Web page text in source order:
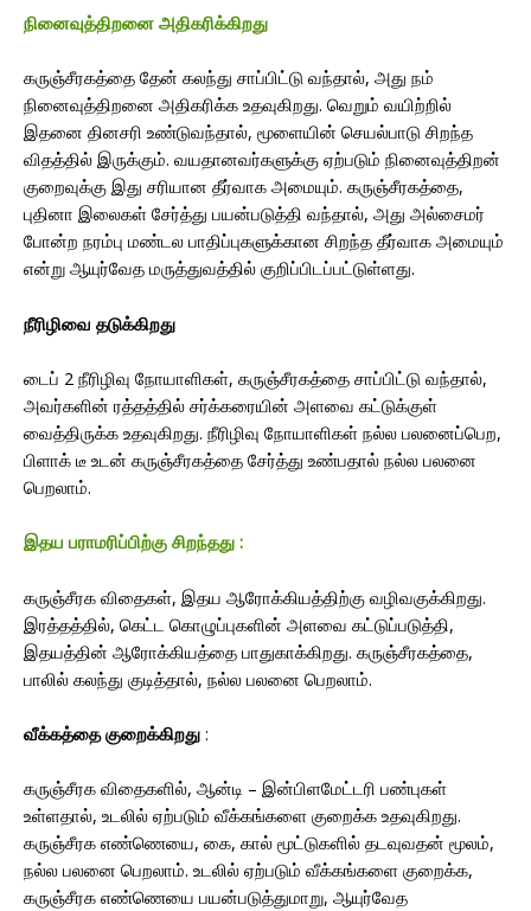
நினைவுத்திறனை அதிகரிக்கிறது
கருஞ்சீரகத்தை தேன் கலந்து சாப்பிட்டு வந்தால், அது நம்
நினைவுத்திறனை அதிகரிக்க உதவுகிறது. வெறும் வயிற்றில்
இதனை தினசரி உண்டுவந்தால், மூளையின் செயல்பாடு சிறந்த
விதத்தில் இருக்கும். வயதானவர்களுக்கு ஏற்படும் நினைவுத்திறன்
குறைவுக்கு இது சரியான தீர்வாக அமையும். கருஞ்சீரகத்தை,
புதினா இலைகள் சேர்த்து பயன்படுத்தி வந்தால், அது அல்சைமர்
போன்ற நரம்பு மண்டல பாதிப்புகளுக்கான சிறந்த தீர்வாக அமையும்
என்று ஆயுர்வேத மருத்துவத்தில் குறிப்பிடப்பட்டுள்ளது.
நீரிழிவை தடுக்கிறது
டைப் 2 நீரிழிவு நோயாளிகள், கருஞ்சீரகத்தை சாப்பிட்டு வந்தால்,
அவர்களின் ரத்தத்தில் சர்க்கரையின் அளவை கட்டுக்குள்
வைத்திருக்க உதவுகிறது. நீரிழிவு நோயாளிகள் நல்ல பலனைப்பெற,
பிளாக் டீ உடன் கருஞ்சீரகத்தை சேர்த்து உண்பதால் நல்ல பலனை
பெறலாம்.
இதய பராமரிப்பிற்கு சிறந்தது :
கருஞ்சீரக விதைகள், இதய ஆரோக்கியத்திற்கு வழிவகுக்கிறது.
இரத்தத்தில், கெட்ட கொழுப்புகளின் அளவை கட்டுப்படுத்தி,
இதயத்தின் ஆரோக்கியத்தை பாதுகாக்கிறது. கருஞ்சீரகத்தை,
பாலில் கலந்து குடித்தால், நல்ல பலனை பெறலாம்.
​வீக்கத்தை குறைக்கிறது :
கருஞ்சீரக விதைகளில், ஆன்டி – இன்பிளமேட்டரி பண்புகள்
உள்ளதால், உடலில் ஏற்படும் வீக்கங்களை குறைக்க உதவுகிறது.
கருஞ்சீரக எண்ணெயை, கை, கால் மூட்டுகளில் தடவுவதன் மூலம்,
நல்ல பலனை பெறலாம். உடலில் ஏற்படும் வீக்கங்களை குறைக்க,
கருஞ்சீரக எண்ணெயை பயன்படுத்துமாறு, ஆயுர்வேத